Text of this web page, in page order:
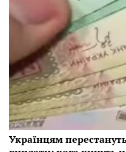
Українцям